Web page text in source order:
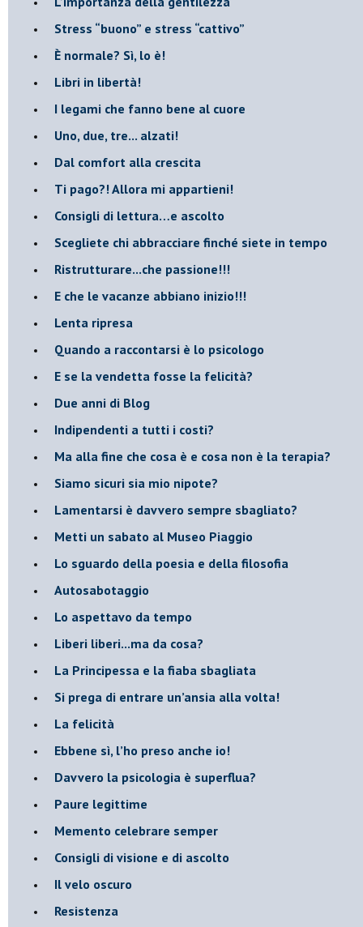
​Stress “buono” e stress “cattivo”
​È normale? Sì, lo è!
​Libri in libertà!
​I legami che fanno bene al cuore
Uno, due, tre... alzati!​
​Dal comfort alla crescita
​Ti pago?! Allora mi appartieni!​
​Consigli di lettura…e ascolto
​Scegliete chi abbracciare finché siete in tempo
​Ristrutturare...che passione!!!
​E che le vacanze abbiano inizio!!!
​Lenta ripresa
​Quando a raccontarsi è lo psicologo
​E se la vendetta fosse la felicità?
​Due anni di Blog
​Indipendenti a tutti i costi?
​Ma alla fine che cosa è e cosa non è la terapia?
​Siamo sicuri sia mio nipote?
​Lamentarsi è davvero sempre sbagliato?
​Metti un sabato al Museo Piaggio
​Lo sguardo della poesia e della filosofia
Autosabotaggio
​Lo aspettavo da tempo
​Liberi liberi...ma da cosa?
​La Principessa e la fiaba sbagliata
Si prega di entrare un’ansia alla volta!
​La felicità
​Ebbene sì, l’ho preso anche io!
​Davvero la psicologia è superflua?
Paure legittime
​Memento celebrare semper
​Consigli di visione e di ascolto
​Il velo oscuro
Resistenza